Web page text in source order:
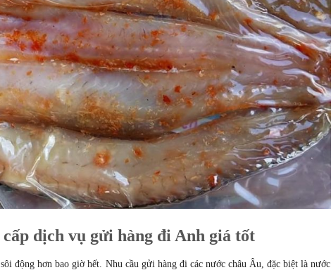
dịch vụ gửi hàng đi Anh giá tốt
động hơn bao giờ hết. Nhu cầu gửi hàng đi các nước châu Âu, đặc biệt là nước